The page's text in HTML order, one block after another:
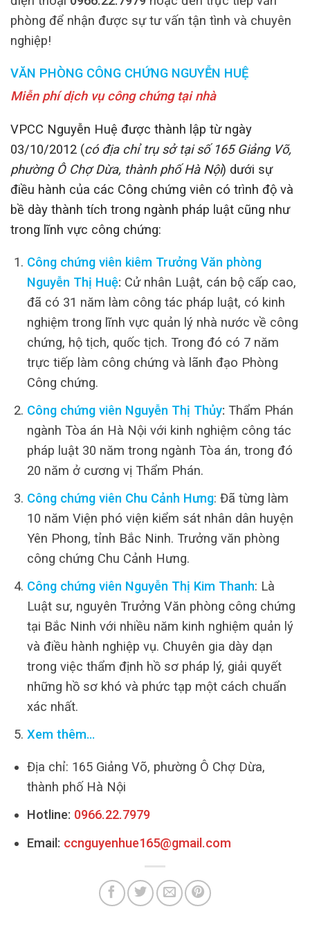
phòng để nhận được sự tư vấn tận tình và chuyên
nghiệp!
VĂN PHÒNG CÔNG CHỨNG NGUYỄN HUỆ
Miễn phí dịch vụ công chứng tại nhà
VPCC Nguyễn Huệ được thành lập từ ngày
03/10/2012 (có địa chỉ trụ sở tại số 165 Giảng Võ,
phường Ô Chợ Dừa, thành phố Hà Nội) dưới sự
điều hành của các Công chứng viên có trình độ và
bề dày thành tích trong ngành pháp luật cũng như
trong lĩnh vực công chứng:
Công chứng viên kiêm Trưởng Văn phòng
Nguyễn Thị Huệ: Cử nhân Luật, cán bộ cấp cao,
đã có 31 năm làm công tác pháp luật, có kinh
nghiệm trong lĩnh vực quản lý nhà nước về công
chứng, hộ tịch, quốc tịch. Trong đó có 7 năm
trực tiếp làm công chứng và lãnh đạo Phòng
Công chứng.
Công chứng viên Nguyễn Thị Thủy: Thẩm Phán
ngành Tòa án Hà Nội với kinh nghiệm công tác
pháp luật 30 năm trong ngành Tòa án, trong đó
20 năm ở cương vị Thẩm Phán.
Công chứng viên Chu Cảnh Hưng: Đã từng làm
10 năm Viện phó viện kiểm sát nhân dân huyện
Yên Phong, tỉnh Bắc Ninh. Trưởng văn phòng
công chứng Chu Cảnh Hưng.
Công chứng viên Nguyễn Thị Kim Thanh: Là
Luật sư, nguyên Trưởng Văn phòng công chứng
tại Bắc Ninh với nhiều năm kinh nghiệm quản lý
và điều hành nghiệp vụ. Chuyên gia dày dạn
trong việc thẩm định hồ sơ pháp lý, giải quyết
những hồ sơ khó và phức tạp một cách chuẩn
xác nhất.
Xem thêm…
Địa chỉ: 165 Giảng Võ, phường Ô Chợ Dừa,
thành phố Hà Nội
Hotline: 0966.22.7979
Email: ccnguyenhue165@gmail.com